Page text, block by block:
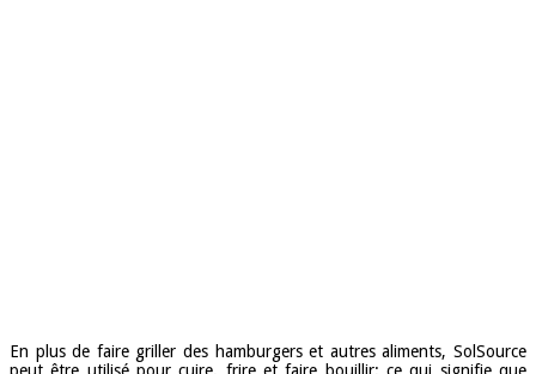
En plus de faire griller des hamburgers et autres aliments, SolSource
peut être utilisé pour cuire, frire et faire bouillir; ce qui signifie que